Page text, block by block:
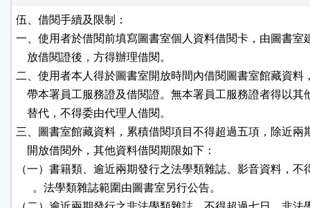
伍、借閱手續及限制：
一、使用者於借閱前填寫圖書室個人資料借閱卡，由圖書室
    放借閱證後，方得辦理借閱。
二、使用者本人得於圖書室開放時間內借閱圖書室館藏資料
帶本署員工服務證及借閱證。無本署員工服務證者得以其
    替代，不得委由代理人借閱。
三、圖書室館藏資料，累積借閱項目不得超過五項，除近兩
    開放借閱外，其他資料借閱期限如下：
（一）書籍類、逾近兩期發行之法學類雜誌、影音資料，不
      。法學類雜誌範圍由圖書室另行公告。